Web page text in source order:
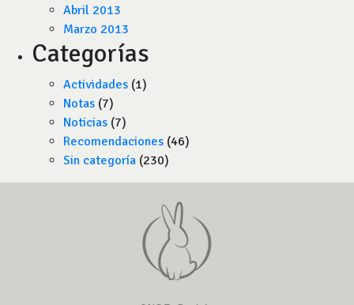
Abril 2013
Marzo 2013
Categorías
Actividades (1)
Notas (7)
Noticias (7)
Recomendaciones (46)
Sin categoría (230)